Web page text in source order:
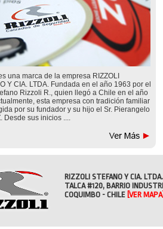
una marca de la empresa RIZZOLI
Y CIA. LTDA. Fundada en el año 1963 por el
Rizzoli R., quien llegó a Chile en el año
esta empresa con tradición familiar
por su fundador y su hijo el Sr. Pierangelo
Desde sus inicios ....
RIZZOLI STEFANO Y CIA. LTDA.
TALCA #120, BARRIO
COQUIMBO - CHILE [VER